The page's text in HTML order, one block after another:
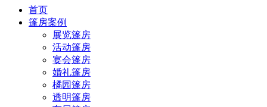
首页
篷房案例
展览篷房
活动篷房
宴会篷房
婚礼篷房
橘园篷房
透明篷房